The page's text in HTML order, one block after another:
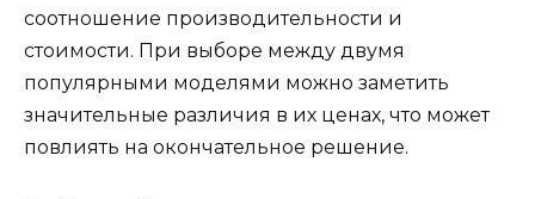
соотношение производительности и
стоимости. При выборе между двумя
популярными моделями можно заметить
значительные различия в их ценах, что может
повлиять на окончательное решение.